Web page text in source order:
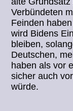
Verbündeten
Feinden
wird Bidens
bleiben,
Deutschen,
haben als vor
sicher auch
würde.